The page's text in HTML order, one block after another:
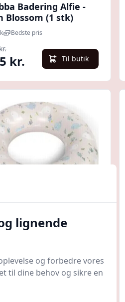
Badering Alfie -
Blossom (1 stk)
Bedste pris
kr. Til butik
Quick look
- Badering Til
Bedste pris
lignende
og forbedre vores
til dine behov og sikre en